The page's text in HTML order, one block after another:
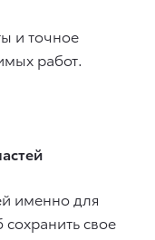
и точное
работ.
именно для
свое